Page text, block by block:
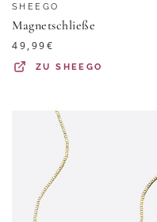
SHEEGO
Magnetschließe
49,99€
ZUSHEEGO